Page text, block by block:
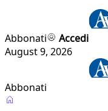
Abbonati
Accedi
August 9, 2026
Abbonati